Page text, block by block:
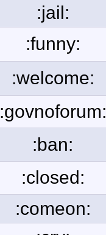
:jail:
:funny:
:welcome:
:govnoforum:
:ban:
:closed:
:comeon: